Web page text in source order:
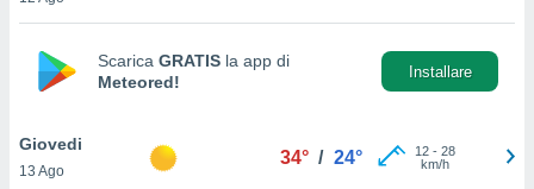
la
nella
Scarica GRATIS la app di
Meteored!
Installare
Giovedi
13 Ago
34° / 24° 12- 28
km/h